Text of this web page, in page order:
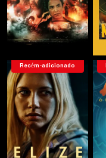
Recém-adicionado